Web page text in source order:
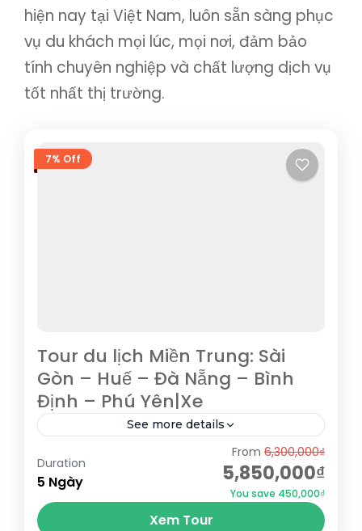
hiện nay tại Việt Nam, luôn sẵn sàng phục
vụ du khách mọi lúc, mọi nơi, đảm bảo
tính chuyên nghiệp và chất lượng dịch vụ
tốt nhất thị trường.
7% Off
Tour du lịch Miền Trung: Sài
Gòn – Huế – Đà Nẵng – Bình
Định – Phú Yên|Xe
See more details
Hành trình sẽ đưa Quý khách đi qua rất
nhiều địa danh: Nha Trang, Tuy Hòa, Quy
Nhơn, Bình Định, Huế, Hội An, Đà Nẵng...
Duration
5 Ngày
From 6,300,000₫
5,850,000₫
You save 450,000₫
Xem Tour